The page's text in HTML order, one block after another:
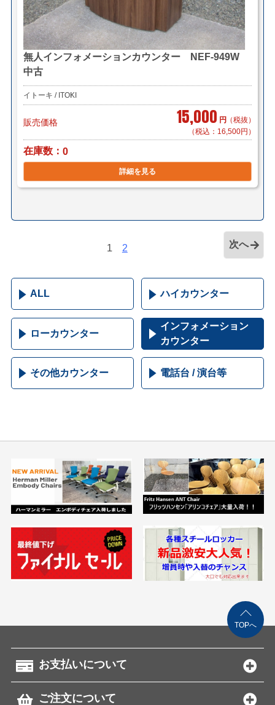
無人インフォメーションカウンター NEF-949W
中古
イトーキ / ITOKI
販売価格 15,000 円 （税抜）
（税込：16,500円）
在庫数 0
詳細を見る
1 2 次へ
ALL ハイカウンター
ローカウンター
インフォメーション
カウンター
その他カウンター 電話台 / 演台等
お支払いについて
ご注文について
TOPへ